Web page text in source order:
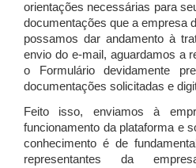
orientações necessárias para
documentações que a empresa
possamos dar andamento à
envio do e-mail, aguardamos a
o Formulário devidamente
documentações solicitadas e
Feito isso, enviamos à
funcionamento da plataforma e
conhecimento é de
representantes da